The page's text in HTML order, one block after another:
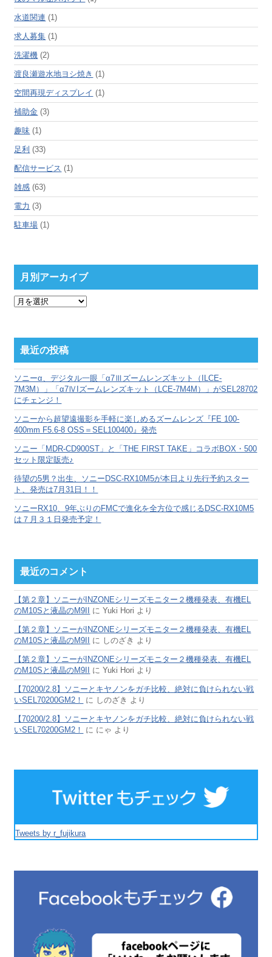
水道関連 (1)
求人募集 (1)
洗濯機 (2)
渡良瀬遊水地ヨシ焼き (1)
空間再現ディスプレイ (1)
補助金 (3)
趣味 (1)
足利 (33)
配信サービス (1)
雑感 (63)
電力 (3)
駐車場 (1)
月別アーカイブ
月
ー
カ
ブ
最近の投稿
ソニーα、デジタル一眼「α7Ⅲズームレンズキット（ILCE-
7M3M）」「α7ⅣIズームレンズキット（LCE-7M4M）」がSEL28702
にチェンジ！
ソニーから超望遠撮影を手軽に楽しめるズームレンズ『FE 100-
400mm F5.6-8 OSS＝SEL100400』発売
ソニー「MDR-CD900ST」と「THE FIRST TAKE」コラボBOX・500
セット限定販売♪
待望の5男？出生、ソニーDSC-RX10M5が本日より先行予約スター
ト、発売は7月31日！！
ソニーRX10、9年ぶりのFMCで進化を全方位で感じるDSC-RX10M5
は７月３１日発売予定！
最近のコメント
【第２章】ソニーがINZONEシリーズモニター２機種発表、有機EL
のM10Sと液晶のM9II
にYuki Hori より
【第２章】ソニーがINZONEシリーズモニター２機種発表、有機EL
のM10Sと液晶のM9II
に しのざき より
【第２章】ソニーがINZONEシリーズモニター２機種発表、有機EL
のM10Sと液晶のM9II
にYuki Hori より
【70200/2.8】ソニーとキヤノンをガチ比較、絶対に負けられない戦
いSEL70200GM2！
に しのざき より
【70200/2.8】ソニーとキヤノンをガチ比較、絶対に負けられない戦
いSEL70200GM2！
に にゃ より
Tweets by r_fujikura